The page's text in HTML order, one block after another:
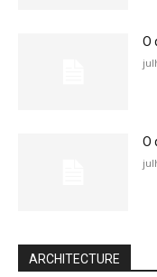
O
O
ARCHITECTURE